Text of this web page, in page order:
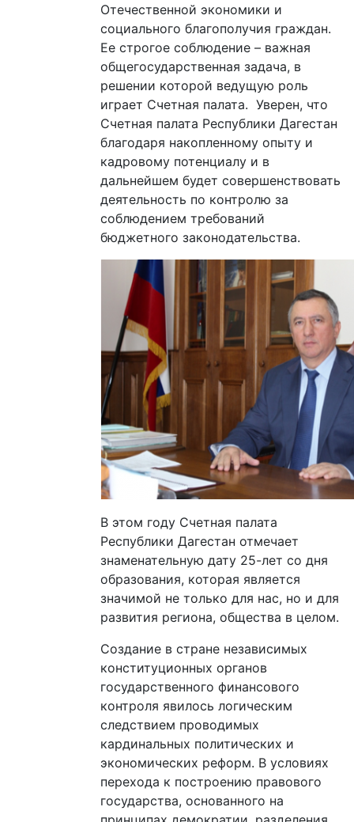
Отечественной экономики и
социального благополучия граждан.
Ее строгое соблюдение – важная
общегосударственная задача, в
решении которой ведущую роль
играет Счетная палата. Уверен, что
Счетная палата Республики Дагестан
благодаря накопленному опыту и
кадровому потенциалу и в
дальнейшем будет совершенствовать
деятельность по контролю за
соблюдением требований
бюджетного законодательства.
В этом году Счетная палата
Республики Дагестан отмечает
знаменательную дату 25-лет со дня
образования, которая является
значимой не только для нас, но и для
развития региона, общества в целом.
Создание в стране независимых
конституционных органов
государственного финансового
контроля явилось логическим
следствием проводимых
кардинальных политических и
экономических реформ. В условиях
перехода к построению правового
государства, основанного на